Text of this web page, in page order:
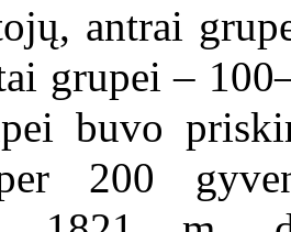
antrai
grupei –
buvo
200